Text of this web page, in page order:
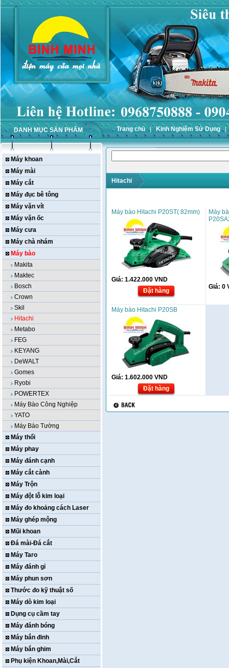
DANH MỤC SẢN PHẨM Trang chủ Kinh Nghiệm Sử Dụng
Máy khoan
Máy mài
Máy cắt
Máy đục bê tông
Máy vặn vít
Máy vặn ốc
Máy cưa
Máy chà nhám
Máy bào
Makita
Maktec
Bosch
Crown
Skil
Hitachi
Metabo
FEG
KEYANG
DeWALT
Gomes
Ryobi
POWERTEX
Máy Bào Công Nghiệp
YATO
Máy Bào Tường
Máy thổi
Máy phay
Máy đánh cạnh
Máy cắt cành
Máy Trộn
Máy đột lỗ kim loại
Máy đo khoảng cách Laser
Máy ghép mộng
Mũi khoan
Đá mài-Đá cắt
Máy Taro
Máy đánh gỉ
Máy phun sơn
Thước đo kỹ thuật số
Máy dò kim loại
Dụng cụ cầm tay
Máy đánh bóng
Máy bắn đinh
Máy bắn ghim
Phụ kiện Khoan,Mài,Cắt
Hitachi
Máy bào Hitachi P20ST( 82mm)
Giá: 1.422.000 VND
Đặt hàng
Máy
Giá: 0
Máy bào Hitachi P20SB
Giá: 1.602.000 VND
Đặt hàng